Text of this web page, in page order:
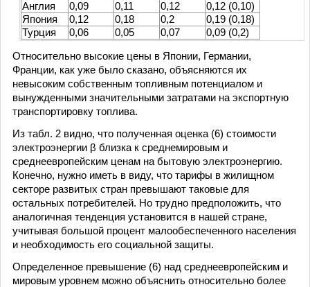
Англия
0,09 0,11 0,12
0,12 (0,10)
Япония
0,12 0,18 0,2
0,19 (0,18)
Турция
0,06 0,05 0,07 0,09 (0,2)
Относительно высокие цены в Японии, Германии,
Франции, как уже было сказано, объясняются их
невысоким собственным топливным потенциалом и
вынужденными значительными затратами на экспортную
транспортировку топлива.
Из табл. 2 видно, что полученная оценка (6) стоимости
электроэнергии β близка к среднемировым и
среднеевропейским ценам на бытовую электроэнергию.
Конечно, нужно иметь в виду, что тарифы в жилищном
секторе развитых стран превышают таковые для
остальных потребителей. Но трудно предположить, что
аналогичная тенденция установится в нашей стране,
учитывая большой процент малообеспеченного населения
и необходимость его социальной защиты.
Определенное превышение (6) над среднеевропейским и
мировым уровнем можно объяснить относительно более